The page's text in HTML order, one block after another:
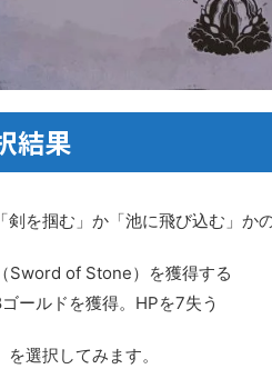
結果
を掴む」か「池に飛び込む」か
of Stone）を獲得する
ルドを獲得。HPを7失う
選択してみます。